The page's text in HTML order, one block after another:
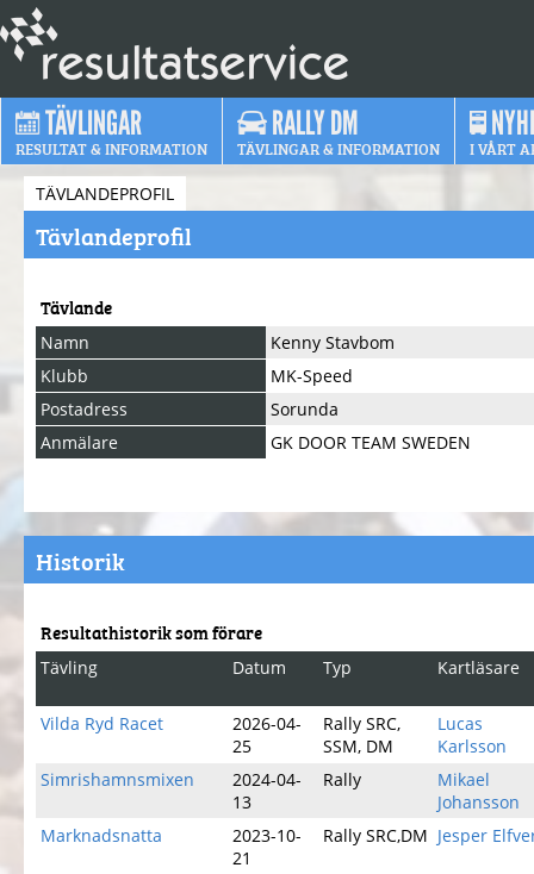
TÄVLINGAR
RESULTAT & INFORMATION
RALLY DM
TÄVLINGAR & INFORMATION I VÅRT
TÄVLANDEPROFIL
Tävlandeprofil
Tävlande
Namn
Kenny Stavbom
Klubb
MK-Speed
Postadress
Sorunda
Anmälare
GK DOOR TEAM SWEDEN
Historik
Resultathistorik som förare
Tävling Datum Typ Kartläsare
Vilda Ryd Racet
2026-04-
25
Rally SRC,
SSM, DM
Lucas
Karlsson
Simrishamnsmixen
2024-04-
13
Rally
Mikael
Johansson
Marknadsnatta
2023-10-
21
Rally SRC,DM Jesper